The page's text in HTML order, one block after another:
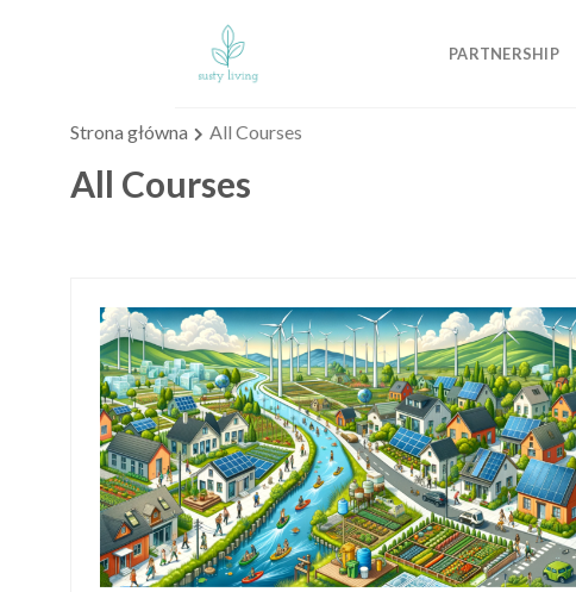
PARTNERSHIP
Strona główna All Courses
All Courses